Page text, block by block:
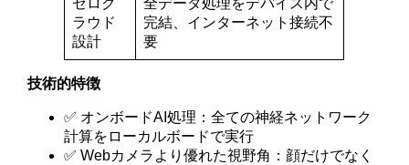
ラウド
設計
完結、インターネット接続不
要
技術的特徴
✅ オンボードAI処理：全ての神経ネットワーク
計算をローカルボードで実行
✅ Webカメラより優れた視野角：顔だけでなく